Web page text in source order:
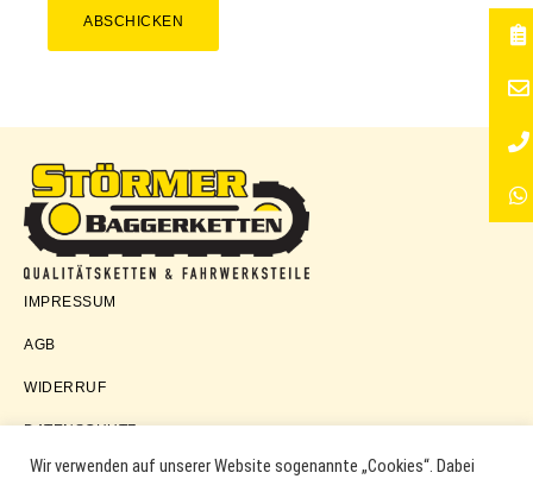
ABSCHICKEN
Störmer
IMPRESSUM
AGB
WIDERRUF
DATENSCHUTZ
Wir verwenden auf unserer Website sogenannte „Cookies“. Dabei